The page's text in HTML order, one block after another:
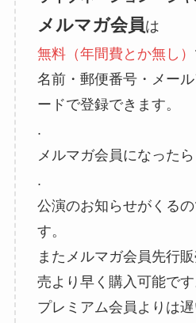
メルマガ会員は
無料（年間費とか無し）
名前・郵便番号・メー
ードで登録できます。
.
メルマガ会員になったら
.
公演のお知らせがくる
す。
またメルマガ会員先行
売より早く購入可能です
プレミアム会員よりは